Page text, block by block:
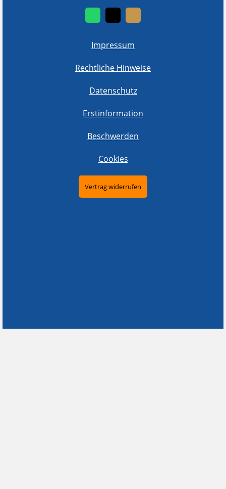
Impressum
Rechtliche Hinweise
Datenschutz
Erstinformation
Beschwerden
Cookies
Vertrag widerrufen